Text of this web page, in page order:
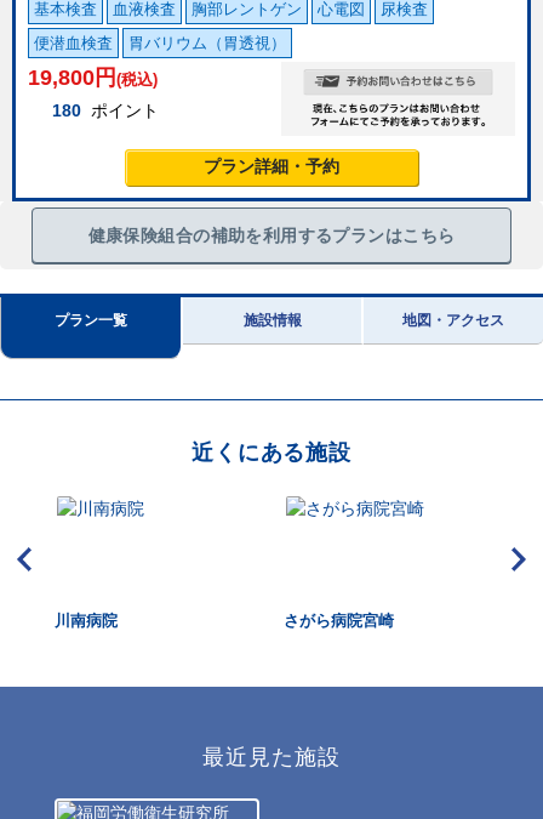
基本検査 血液検査 胸部レントゲン 心電図
尿検査
便潜血検査
胃バリウム（胃透視）
19,800 円 (税込)
180 ポイント
プラン詳細・予約
健康保険組合の補助を利用するプランはこちら
プラン一覧 施設情報 地図・アクセス
近くにある施設
川南病院 さがら病院宮崎
最近見た施設